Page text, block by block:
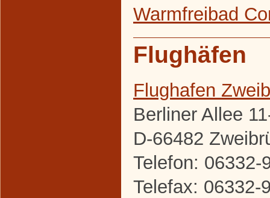
Warmfreibad
Flughäfen
Flughafen
Berliner Allee
D-66482
Telefon: 06332-
Telefax: 06332-